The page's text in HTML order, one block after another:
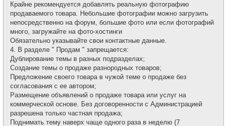
Крайне рекомендуется добавлять реальную фотографию
продаваемого товара. Небольшие фотографии можно загрузить
непосредственно на форум, большие фото или если фотографий
много, загружайте на фото-хостинги
Обязательно указывайте свои контактные данные.
4. В разделе " Продам " запрещается:
Дублирование темы в разных подразделах;
Создание темы о продаже разнородных товаров;
Предложение своего товара в чужой теме о продаже без
согласования с ее автором;
Размещение объявлений о продаже товара или услуг на
коммерческой основе. Без договоренности с Администрацией
разрешена только частная продажа;
Поднимать тему наверх чаще одного раза в неделю (7